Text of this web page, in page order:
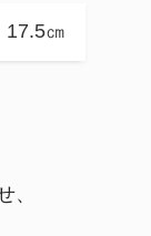
㎝
、